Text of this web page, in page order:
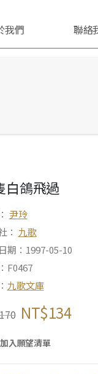
我們 聯絡
白鴿飛過
尹玲
： 九歌
期：1997-05-10
F0467
九歌文庫
NT$134
加入願望清單